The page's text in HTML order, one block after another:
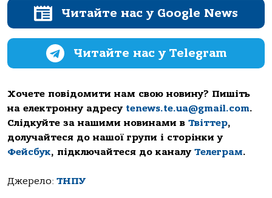
Читайте нас у Google News
Читайте нас у Telegram
Хочете повідомити нам свою новину? Пишіть
на електронну адресу tenews.te.ua@gmail.com.
Слідкуйте за нашими новинами в Твіттер,
долучайтеся до нашої групи і сторінки у
Фейсбук, підключайтеся до каналу Телеграм.
Джерело: ТНПУ